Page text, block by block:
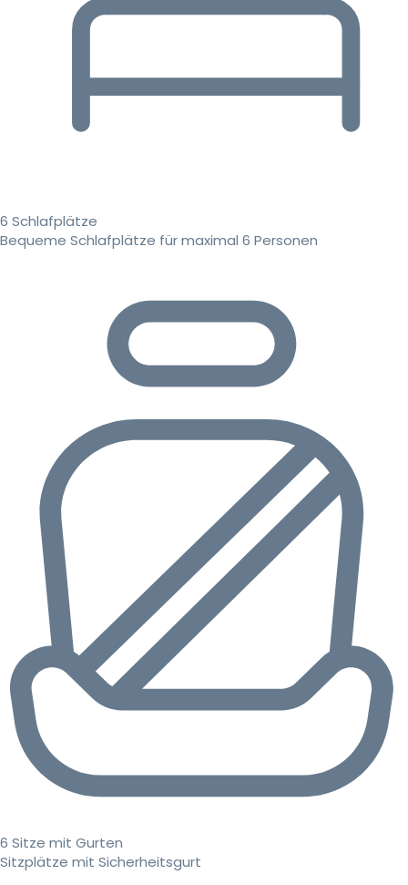
6 Schlafplätze
Bequeme Schlafplätze für maximal 6 Personen
6 Sitze mit Gurten
Sitzplätze mit Sicherheitsgurt